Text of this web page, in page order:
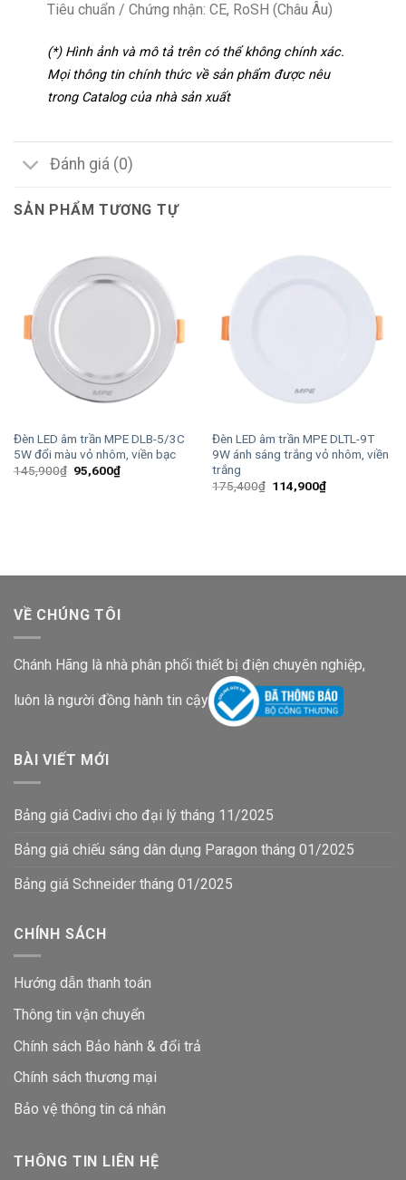
Tiêu chuẩn / Chứng nhận: CE, RoSH (Châu Âu)
(*) Hình ảnh và mô tả trên có thể không chính xác.
Mọi thông tin chính thức về sản phẩm được nêu
trong Catalog của nhà sản xuất
Đánh giá (0)
SẢN PHẨM TƯƠNG TỰ
Đèn LED âm trần MPE DLB-5/3C
5W đổi màu vỏ nhôm, viền bạc
145,900₫ Giá
gốc
95,600₫Giá
hiện
Đèn LED âm trần MPE DLTL-9T
9W ánh sáng trắng vỏ nhôm, viền
trắng
175,400₫ Giá
114,900₫Giá
hiện
VỀ CHÚNG TÔI
Chánh Hãng là nhà phân phối thiết bị điện chuyên nghiệp,
luôn là người đồng hành tin cậy
BÀI VIẾT MỚI
Bảng giá Cadivi cho đại lý tháng 11/2025
Bảng giá chiếu sáng dân dụng Paragon tháng 01/2025
Bảng giá Schneider tháng 01/2025
CHÍNH SÁCH
Hướng dẫn thanh toán
Thông tin vận chuyển
Chính sách Bảo hành & đổi trả
Chính sách thương mại
Bảo vệ thông tin cá nhân
THÔNG TIN LIÊN HỆ